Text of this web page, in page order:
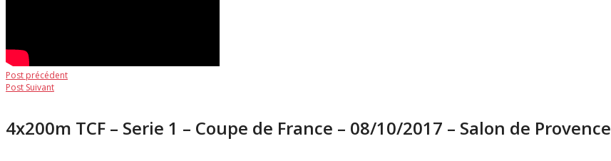
Navigation
l’article
Post précédentPost
Post SuivantPost
4x200m TCF – Serie 1 – Coupe de France – 08/10/2017 – Salon de Provence